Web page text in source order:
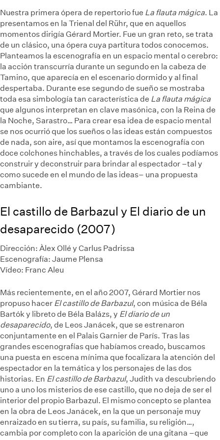
Nuestra primera ópera de repertorio fue La flauta mágica. La
presentamos en la Trienal del Rühr, que en aquellos
momentos dirigía Gérard Mortier. Fue un gran reto, se trata
de un clásico, una ópera cuya partitura todos conocemos.
Planteamos la escenografía en un espacio mental o cerebro:
la acción transcurría durante un segundo en la cabeza de
Tamino, que aparecía en el escenario dormido y al final
despertaba. Durante ese segundo de sueño se mostraba
toda esa simbología tan característica de La flauta mágica
que algunos interpretan en clave masónica, con la Reina de
la Noche, Sarastro… Para crear esa idea de espacio mental
se nos ocurrió que los sueños o las ideas están compuestos
de nada, son aire, así que montamos la escenografía con
doce colchones hinchables, a través de los cuales podíamos
construir y deconstruir para brindar al espectador –tal y
como sucede en el mundo de las ideas– una propuesta
cambiante.
El castillo de Barbazul y El diario de un
desaparecido (2007)
Dirección: Àlex Ollé y Carlus Padrissa
Escenografía: Jaume Plensa
Vídeo: Franc Aleu
Más recientemente, en el año 2007, Gérard Mortier nos
propuso hacer El castillo de Barbazul, con música de Béla
Bartók y libreto de Béla Balázs, y El diario de un
desaparecido, de Leos Janácek, que se estrenaron
conjuntamente en el Palais Garnier de París. Tras las
grandes escenografías que habíamos creado, buscamos
una puesta en escena mínima que focalizara la atención del
espectador en la temática y los personajes de las dos
historias. En El castillo de Barbazul, Judith va descubriendo
uno a uno los misterios de ese castillo, que no deja de ser el
interior del propio Barbazul. El mismo concepto se plantea
en la obra de Leos Janácek, en la que un personaje muy
enraizado en su tierra, su país, su familia, su religión…,
cambia por completo con la aparición de una gitana –que